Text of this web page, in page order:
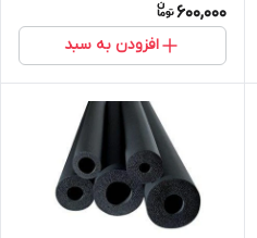
600,000
افزودن به سبد